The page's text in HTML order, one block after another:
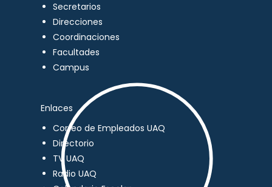
Secretarios
Direcciones
Coordinaciones
Facultades
Campus
Enlaces
Correo de Empleados UAQ
Directorio
TV UAQ
Radio UAQ